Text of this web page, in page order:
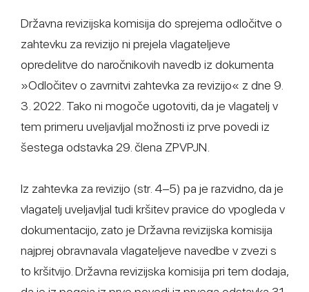
Državna revizijska komisija do sprejema odločitve o
zahtevku za revizijo ni prejela vlagateljeve
opredelitve do naročnikovih navedb iz dokumenta
»Odločitev o zavrnitvi zahtevka za revizijo« z dne 9.
3. 2022. Tako ni mogoče ugotoviti, da je vlagatelj v
tem primeru uveljavljal možnosti iz prve povedi iz
šestega odstavka 29. člena ZPVPJN.
Iz zahtevka za revizijo (str. 4–5) pa je razvidno, da je
vlagatelj uveljavljal tudi kršitev pravice do vpogleda v
dokumentacijo, zato je Državna revizijska komisija
najprej obravnavala vlagateljeve navedbe v zvezi s
to kršitvijo. Državna revizijska komisija pri tem dodaja,